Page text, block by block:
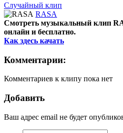
Случайный клип
RASA
Смотреть музыкальный клип
онлайн и бесплатно.
Как здесь качать
Комментарии:
Комментариев к клипу пока нет
Добавить
Ваш адрес email не будет